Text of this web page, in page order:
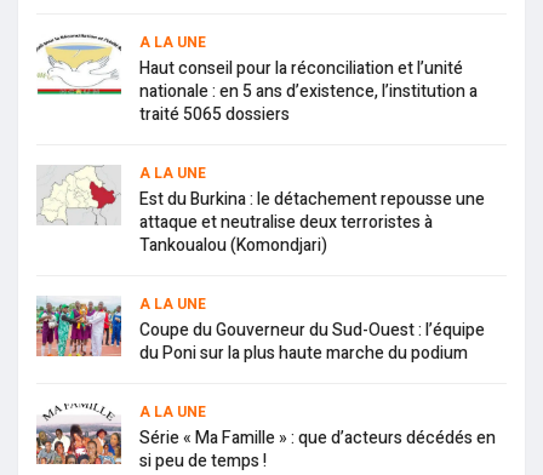
A LA UNE
Haut conseil pour la réconciliation et l’unité
nationale : en 5 ans d’existence, l’institution a
traité 5065 dossiers
A LA UNE
Est du Burkina : le détachement repousse une
attaque et neutralise deux terroristes à
Tankoualou (Komondjari)
A LA UNE
Coupe du Gouverneur du Sud-Ouest : l’équipe
du Poni sur la plus haute marche du podium
A LA UNE
Série « Ma Famille » : que d’acteurs décédés en
si peu de temps !